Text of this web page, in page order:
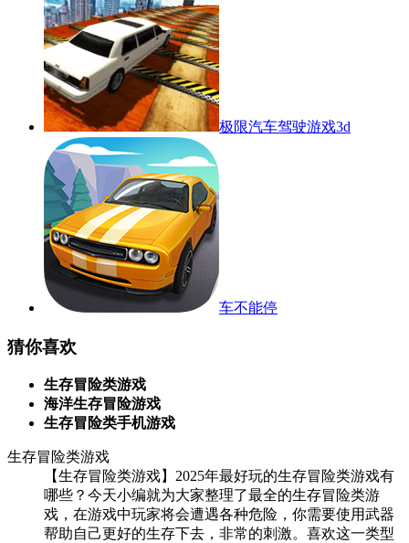
极限汽车驾驶游戏3d
车不能停
猜你喜欢
生存冒险类游戏
海洋生存冒险游戏
生存冒险类手机游戏
生存冒险类游戏
【生存冒险类游戏】2025年最好玩的生存冒险类游戏有
哪些？今天小编就为大家整理了最全的生存冒险类游
戏，在游戏中玩家将会遭遇各种危险，你需要使用武器
帮助自己更好的生存下去，非常的刺激。喜欢这一类型